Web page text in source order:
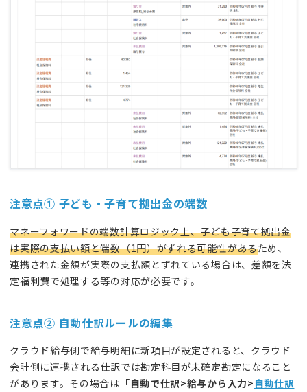
注意点① 子ども・子育て拠出金の端数
マネーフォワードの端数計算ロジック上、子ども子育て拠出金
は実際の支払い額と端数（1円）がずれる可能性があるため、
連携された金額が実際の支払額とずれている場合は、差額を法
定福利費で処理する等の対応が必要です。
注意点② 自動仕訳ルールの編集
クラウド給与側で給与明細に新項目が設定されると、クラウド
会計側に連携される仕訳では勘定科目が未確定勘定になること
があります。その場合は 「自動で仕訳>給与から入力> 自動仕訳